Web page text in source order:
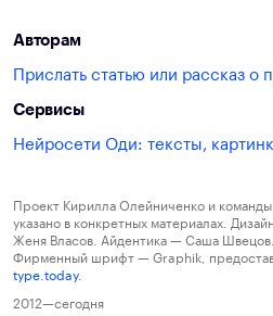
Авторам
Прислать статью или рассказ о
Сервисы
Нейросети Оди: тексты,
Проект Кирилла Олейниченко и
указано в конкретных материалах.
Женя Власов. Айдентика — Саша
Фирменный шрифт — Graphik,
type.today.
2012—сегодня